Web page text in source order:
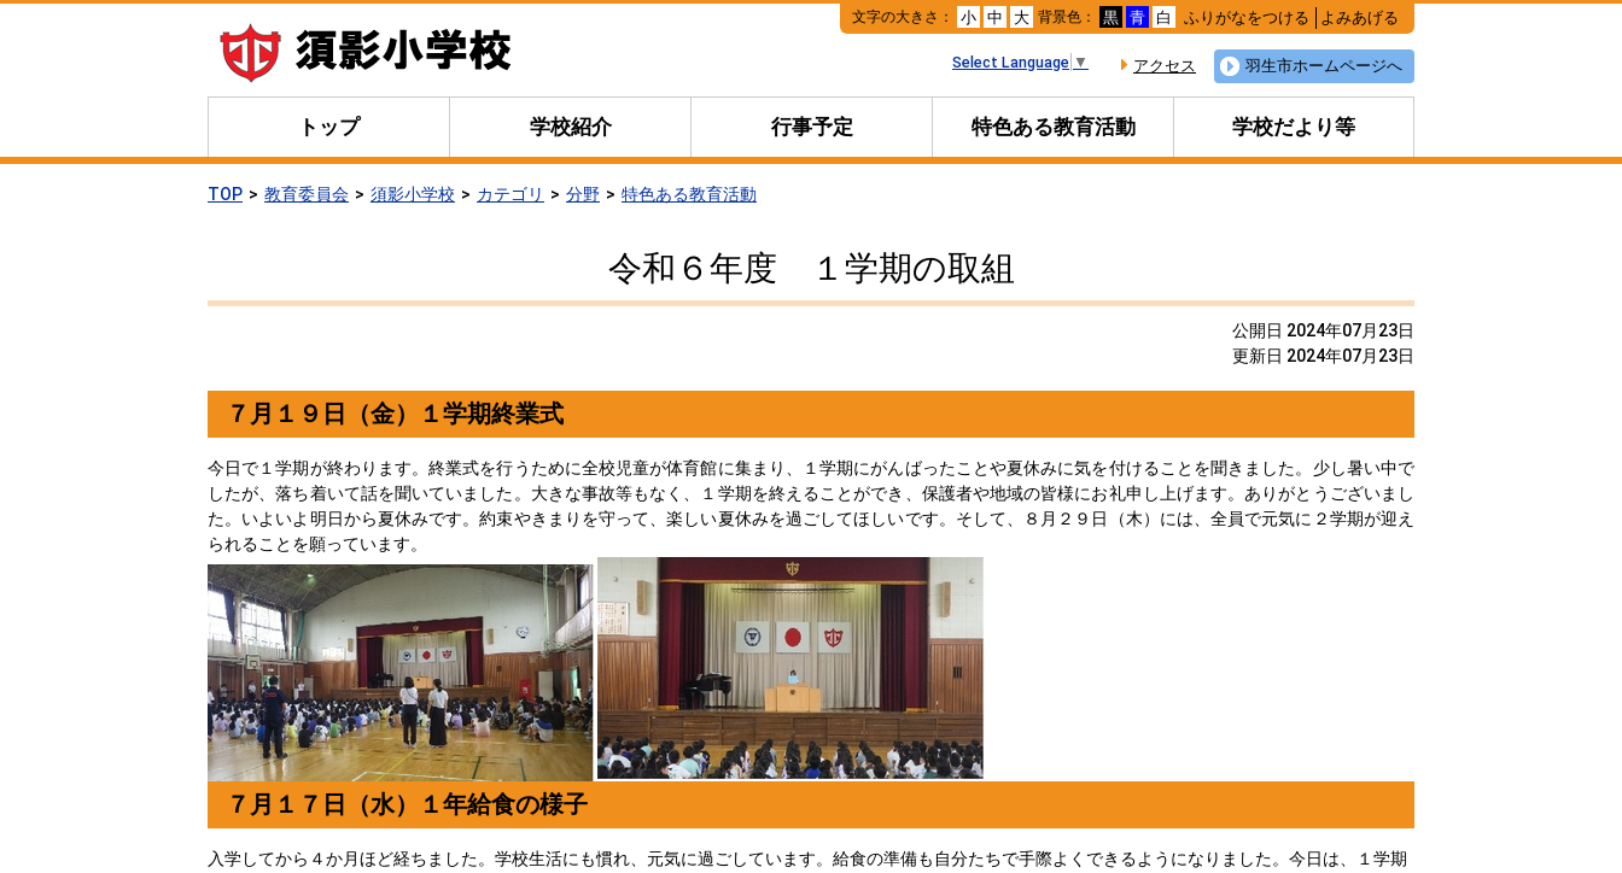
本
文
文字の大きさ： 小 中 大 背景色： 黒 青 白 ふりがなをつける よみあげる
羽生市ホームページへ
アクセス
Select Language ▼
トップ 学校紹介 行事予定 特色ある教育活動 学校だより等
TOP 教育委員会 須影小学校 カテゴリ 分野 特色ある教育活動
令和６年度 １学期の取組
公開日 2024年07月23日
更新日 2024年07月23日
７月１９日（金）１学期終業式
今日で１学期が終わります。終業式を行うために全校児童が体育館に集まり、１学期にがんばったことや夏休みに気を付けることを聞きました。少し暑い中で
したが、落ち着いて話を聞いていました。大きな事故等もなく、１学期を終えることができ、保護者や地域の皆様にお礼申し上げます。ありがとうございまし
た。いよいよ明日から夏休みです。約束やきまりを守って、楽しい夏休みを過ごしてほしいです。そして、８月２９日（木）には、全員で元気に２学期が迎え
られることを願っています。
７月１７日（水）１年給食の様子
入学してから４か月ほど経ちました。学校生活にも慣れ、元気に過ごしています。給食の準備も自分たちで手際よくできるようになりました。今日は、１学期